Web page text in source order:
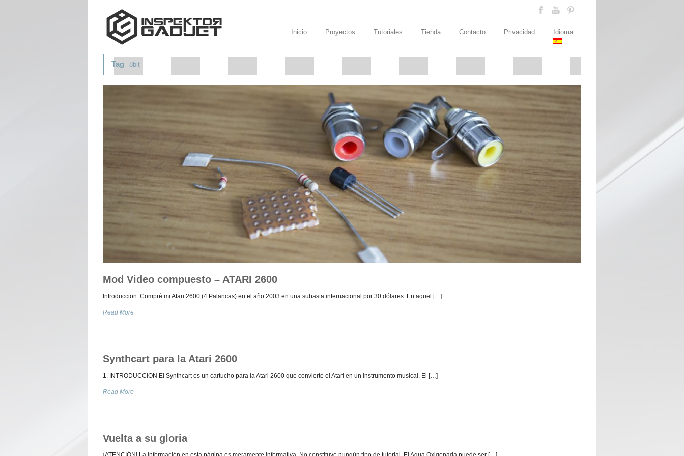
Inicio Proyectos Tutoriales Tienda Contacto Privacidad Idioma:
Tag 8bit
Mod Video compuesto – ATARI 2600
Introduccion: Compré mi Atari 2600 (4 Palancas) en el año 2003 en una subasta internacional por 30 dólares. En aquel […]
Read More
Synthcart para la Atari 2600
1. INTRODUCCION El Synthcart es un cartucho para la Atari 2600 que convierte el Atari en un instrumento musical. El […]
Read More
Vuelta a su gloria